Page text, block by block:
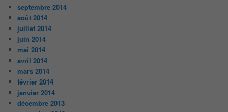
septembre 2014
août 2014
juillet 2014
juin 2014
mai 2014
avril 2014
mars 2014
février 2014
janvier 2014
décembre 2013